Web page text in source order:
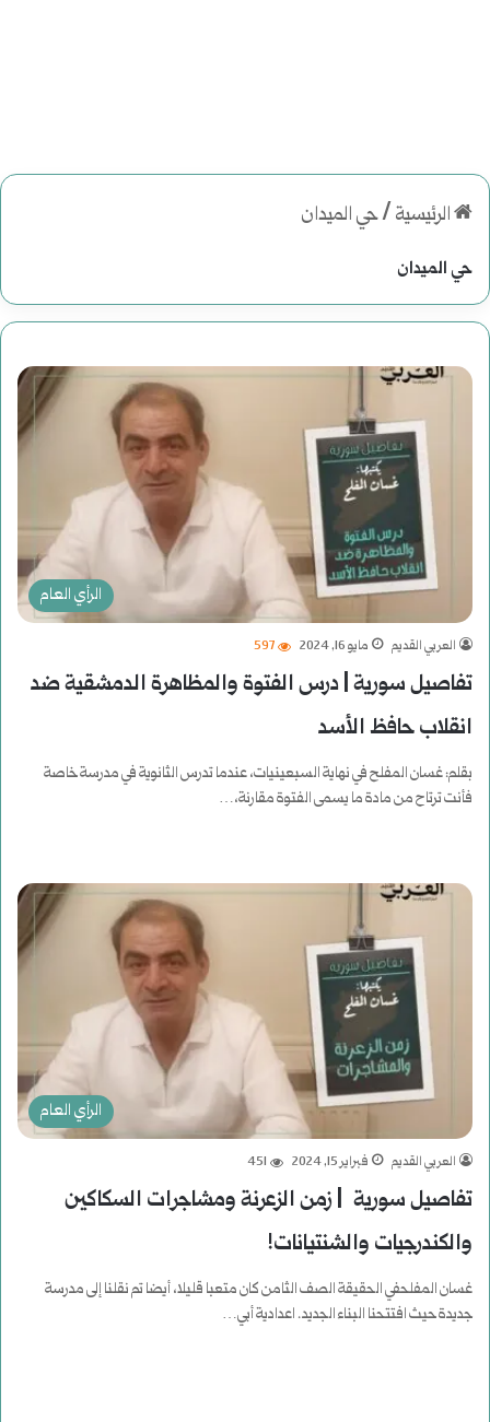
الرئيسية /حي الميدان
حي الميدان
الرأي العام
العربي القديم مايو 16, 2024 597
تفاصيل سورية | درس الفتوة والمظاهرة الدمشقية ضد
انقلاب حافظ الأسد
بقلم: غسان المفلح في نهاية السبعينيات، عندما تدرس الثانوية في مدرسة خاصة
فأنت ترتاح من مادة ما يسمى الفتوة مقارنة،…
الرأي العام
العربي القديم فبراير 15, 2024 451
تفاصيل سورية | زمن الزعرنة ومشاجرات السكاكين
والكندرجيات والشنتيانات!
غسان المفلحفي الحقيقة الصف الثامن كان متعبا قليلا، أيضا تم نقلنا إلى مدرسة
جديدة حيث افتتحنا البناء الجديد. اعدادية أبي…